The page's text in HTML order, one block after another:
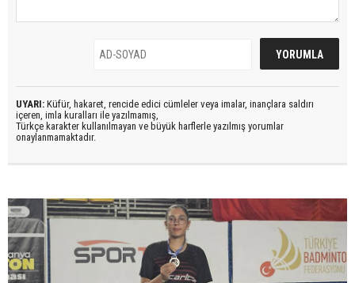
UYARI: Küfür, hakaret, rencide edici cümleler veya imalar, inançlara saldırı
içeren, imla kuralları ile yazılmamış,
Türkçe karakter kullanılmayan ve büyük harflerle yazılmış yorumlar
onaylanmamaktadır.